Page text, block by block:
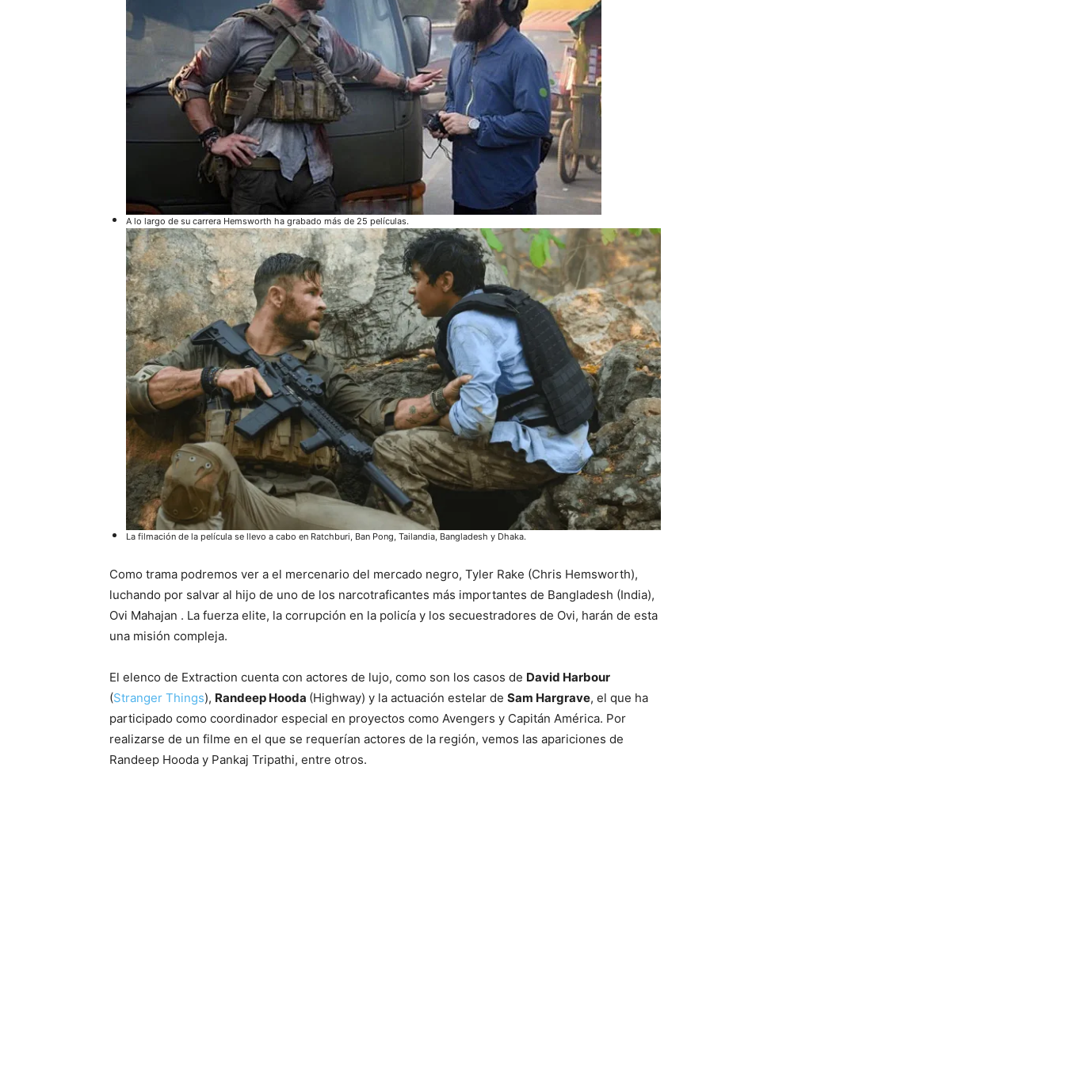
A lo largo de su carrera Hemsworth ha grabado más de 25 películas.
La filmación de la película se llevo a cabo en Ratchburi, Ban Pong, Tailandia, Bangladesh y Dhaka.
Como trama podremos ver a el mercenario del mercado negro, Tyler Rake (Chris Hemsworth),
luchando por salvar al hijo de uno de los narcotraficantes más importantes de Bangladesh (India),
Ovi Mahajan . La fuerza elite, la corrupción en la policía y los secuestradores de Ovi, harán de esta
una misión compleja.
El elenco de Extraction cuenta con actores de lujo, como son los casos de David Harbour
(Stranger Things), Randeep Hooda (Highway) y la actuación estelar de Sam Hargrave, el que ha
participado como coordinador especial en proyectos como Avengers y Capitán América. Por
realizarse de un filme en el que se requerían actores de la región, vemos las apariciones de
Randeep Hooda y Pankaj Tripathi, entre otros.